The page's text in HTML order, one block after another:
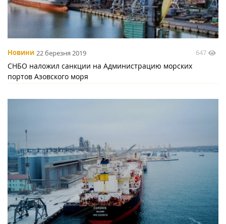
Новини 22 березня 2019 647
СНБО наложил санкции на Администрацию морских
портов Азовского моря